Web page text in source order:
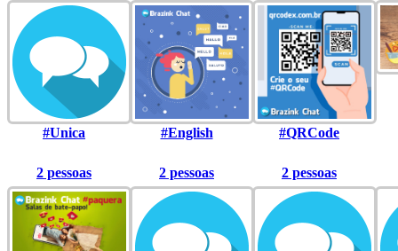
#Unica #English #QRCode
2 pessoas 2 pessoas 2 pessoas